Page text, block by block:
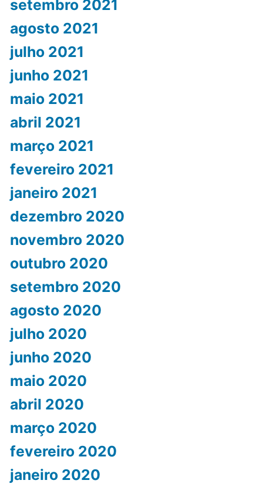
setembro 2021
agosto 2021
julho 2021
junho 2021
maio 2021
abril 2021
março 2021
fevereiro 2021
janeiro 2021
dezembro 2020
novembro 2020
outubro 2020
setembro 2020
agosto 2020
julho 2020
junho 2020
maio 2020
abril 2020
março 2020
fevereiro 2020
janeiro 2020